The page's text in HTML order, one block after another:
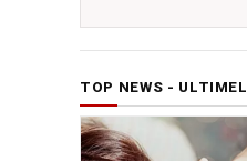
TOP NEWS -